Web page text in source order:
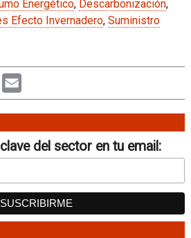
Energético, Descarbonización,
Efecto Invernadero, Suministro
Email
del sector en tu email: